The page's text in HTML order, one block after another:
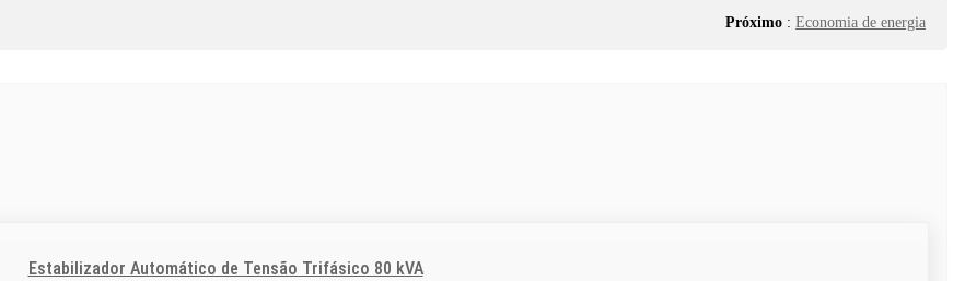
Próximo : Economia de energia
Estabilizador Automático de Tensão Trifásico 80 kVA